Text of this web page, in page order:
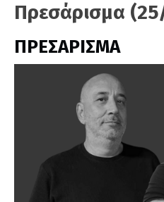
Πρεσάρισμα
ΠΡΕΣΑΡΙΣΜΑ